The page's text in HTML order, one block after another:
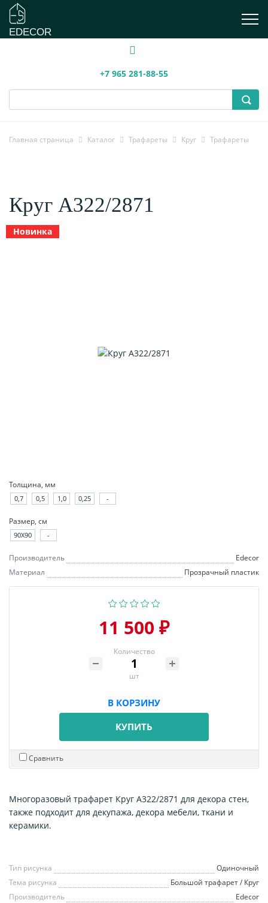
EDECOR
+7 965 281-88-55
Главная страница Каталог Трафареты Круг Трафареты
Круг А322/2871
Новинка
Толщина, мм
0,7 0,5 1,0 0,25 -
Размер, см
90X90 -
Производитель
Edecor
Материал
Прозрачный пластик
11 500 ₽
Количество
шт
В КОРЗИНУ
КУПИТЬ
Сравнить
Многоразовый трафарет Круг А322/2871 для декора стен,
также подходит для декупажа, декора мебели, ткани и
керамики.
Тип рисунка
Одиночный
Тема рисунка
Большой трафарет / Круг
Производитель
Edecor